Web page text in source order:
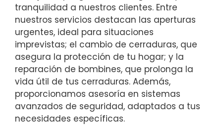
tranquilidad a nuestros clientes. Entre
nuestros servicios destacan las aperturas
urgentes, ideal para situaciones
imprevistas; el cambio de cerraduras, que
asegura la protección de tu hogar; y la
reparación de bombines, que prolonga la
vida útil de tus cerraduras. Además,
proporcionamos asesoría en sistemas
avanzados de seguridad, adaptados a tus
necesidades específicas.